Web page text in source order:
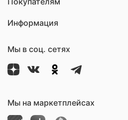
Информация
Мы в соц. сетях
Мы на маркетплейсах